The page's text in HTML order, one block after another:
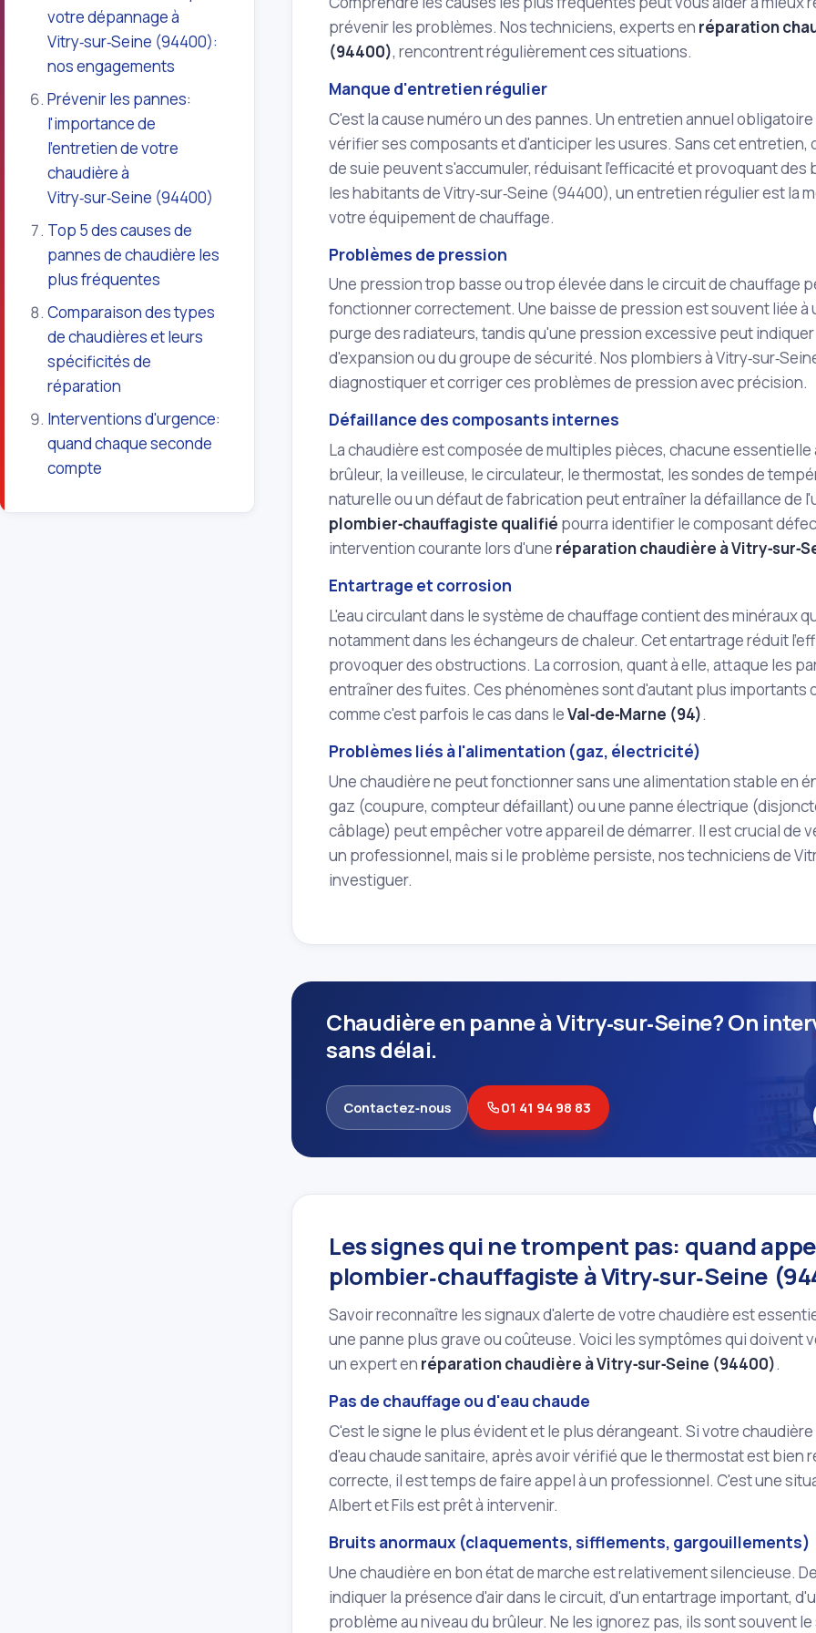
votre dépannage à
Vitry‑sur‑Seine (94400):
nos engagements
Prévenir les pannes:
l'importance de
l'entretien de votre
chaudière à
Vitry‑sur‑Seine (94400)
Top 5 des causes de
pannes de chaudière les
plus fréquentes
Comparaison des types
de chaudières et leurs
spécificités de
réparation
Interventions d'urgence:
quand chaque seconde
compte
prévenir les problèmes. Nos techniciens, experts en réparation
(94400), rencontrent régulièrement ces situations.
Manque d'entretien régulier
C'est la cause numéro un des pannes. Un entretien annuel
vérifier ses composants et d'anticiper les usures. Sans cet entretien,
de suie peuvent s'accumuler, réduisant l'efficacité et provoquant des
les habitants de Vitry‑sur‑Seine (94400), un entretien régulier est la
votre équipement de chauffage.
Problèmes de pression
Une pression trop basse ou trop élevée dans le circuit de chauffage
fonctionner correctement. Une baisse de pression est souvent liée à
purge des radiateurs, tandis qu'une pression excessive peut
d'expansion ou du groupe de sécurité. Nos plombiers à
diagnostiquer et corriger ces problèmes de pression avec précision.
Défaillance des composants internes
La chaudière est composée de multiples pièces, chacune
brûleur, la veilleuse, le circulateur, le thermostat, les sondes de
naturelle ou un défaut de fabrication peut entraîner la défaillance de
plombier‑chauffagiste qualifié pourra identifier le composant
intervention courante lors d'une réparation chaudière à
Entartrage et corrosion
L'eau circulant dans le système de chauffage contient des minéraux
notamment dans les échangeurs de chaleur. Cet entartrage réduit
provoquer des obstructions. La corrosion, quant à elle, attaque les
entraîner des fuites. Ces phénomènes sont d'autant plus importants
comme c'est parfois le cas dans leVal‑de‑Marne (94).
Problèmes liés à l'alimentation (gaz, électricité)
Une chaudière ne peut fonctionner sans une alimentation stable en
gaz (coupure, compteur défaillant) ou une panne électrique
câblage) peut empêcher votre appareil de démarrer. Il est crucial de
un professionnel, mais si le problème persiste, nos techniciens de
investiguer.
Chaudière en panne à Vitry‑sur‑Seine? On
sans délai.
Contactez‑nous 01 41 94 98 83
Les signes qui ne trompent pas: quand
plombier‑chauffagiste à Vitry‑sur‑Seine
Savoir reconnaître les signaux d'alerte de votre chaudière est
une panne plus grave ou coûteuse. Voici les symptômes qui doivent
un expert en réparation chaudière à Vitry‑sur‑Seine (94400).
Pas de chauffage ou d'eau chaude
C'est le signe le plus évident et le plus dérangeant. Si votre
d'eau chaude sanitaire, après avoir vérifié que le thermostat est bien
correcte, il est temps de faire appel à un professionnel. C'est une
Albert et Fils est prêt à intervenir.
Bruits anormaux (claquements, sifflements, gargouillements)
Une chaudière en bon état de marche est relativement silencieuse.
indiquer la présence d'air dans le circuit, d'un entartrage important,
problème au niveau du brûleur. Ne les ignorez pas, ils sont souvent